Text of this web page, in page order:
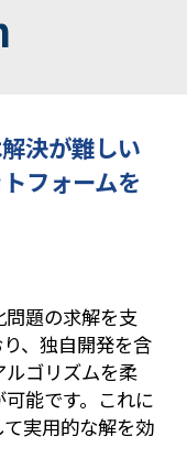
決が難しい
フォームを
題の求解を支
、独自開発を含
ゴリズムを柔
能です。これに
実用的な解を効